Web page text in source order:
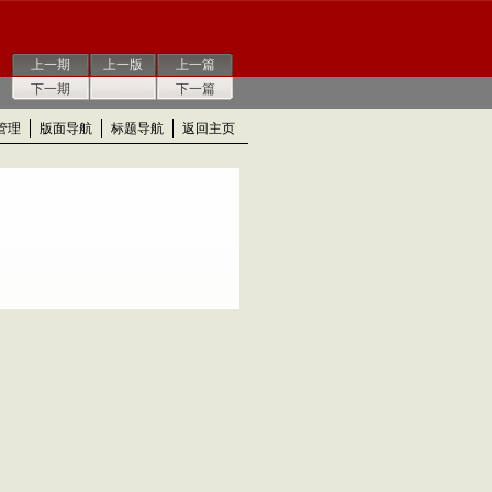
上一期
下一期
上一版
上一篇
下一篇
理 版面导航 标题导航 返回主页